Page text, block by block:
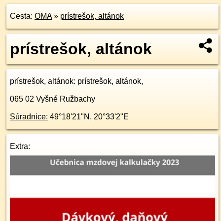
Cesta: OMA» prístrešok, altánok
prístrešok, altánok
prístrešok, altánok: prístrešok, altánok,
065 02 Vyšné Ružbachy
Súradnice: 49°18'21"N , 20°33'2"E
Extra: